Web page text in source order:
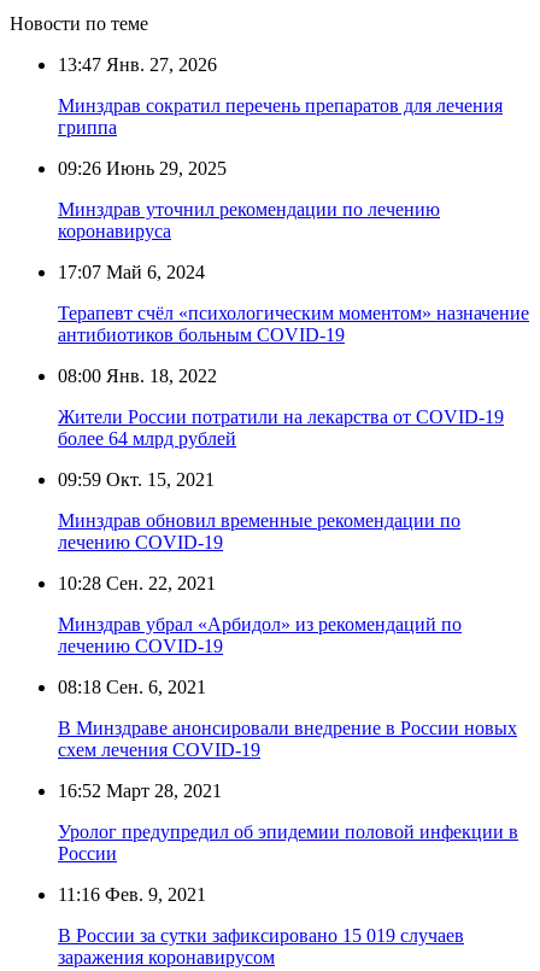
Новости по теме
13:47 Янв. 27, 2026
Минздрав сократил перечень препаратов для лечения
гриппа
09:26 Июнь 29, 2025
Минздрав уточнил рекомендации по лечению
коронавируса
17:07 Май 6, 2024
Терапевт счёл «психологическим моментом» назначение
антибиотиков больным COVID-19
08:00 Янв. 18, 2022
Жители России потратили на лекарства от COVID-19
более 64 млрд рублей
09:59 Окт. 15, 2021
Минздрав обновил временные рекомендации по
лечению COVID-19
10:28 Сен. 22, 2021
Минздрав убрал «Арбидол» из рекомендаций по
лечению COVID-19
08:18 Сен. 6, 2021
В Минздраве анонсировали внедрение в России новых
схем лечения COVID-19
16:52 Март 28, 2021
Уролог предупредил об эпидемии половой инфекции в
России
11:16 Фев. 9, 2021
В России за сутки зафиксировано 15 019 случаев
заражения коронавирусом